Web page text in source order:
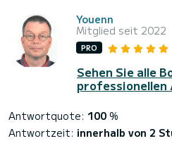
Youenn
Mitglied seit 2022
PRO
Sehen Sie alle
professionellen
Antwortquote: 100 %
Antwortzeit: innerhalb von 2